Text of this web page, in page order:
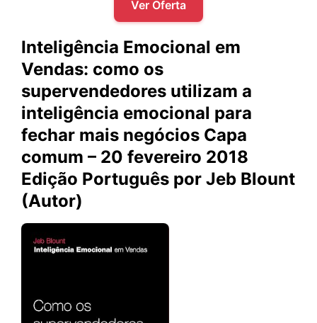
Ver Oferta
Inteligência Emocional em
Vendas: como os
supervendedores utilizam a
inteligência emocional para
fechar mais negócios Capa
comum – 20 fevereiro 2018
Edição Português por Jeb Blount
(Autor)